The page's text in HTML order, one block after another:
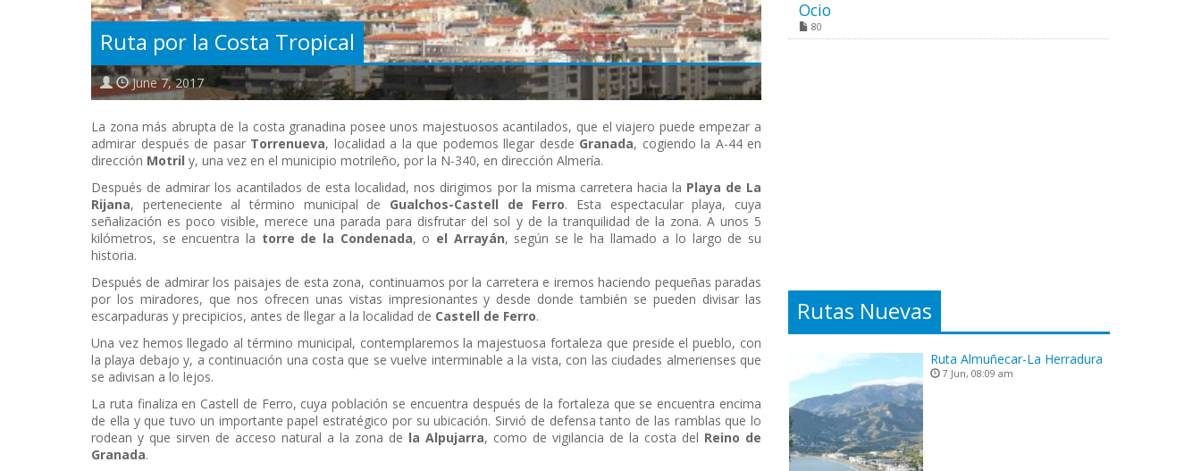
Ruta por la Costa Tropical
June 7, 2017
La zona más abrupta de la costa granadina posee unos majestuosos acantilados, que el viajero puede empezar a
admirar después de pasar Torrenueva, localidad a la que podemos llegar desde Granada, cogiendo la A-44 en
dirección Motril y, una vez en el municipio motrileño, por la N-340, en dirección Almería.
Después de admirar los acantilados de esta localidad, nos dirigimos por la misma carretera hacia la Playa de La
Rijana, perteneciente al término municipal de Gualchos-Castell de Ferro. Esta espectacular playa, cuya
señalización es poco visible, merece una parada para disfrutar del sol y de la tranquilidad de la zona. A unos 5
kilómetros, se encuentra la torre de la Condenada, o el Arrayán, según se le ha llamado a lo largo de su
historia.
Después de admirar los paisajes de esta zona, continuamos por la carretera e iremos haciendo pequeñas paradas
por los miradores, que nos ofrecen unas vistas impresionantes y desde donde también se pueden divisar las
escarpaduras y precipicios, antes de llegar a la localidad de Castell de Ferro.
Una vez hemos llegado al término municipal, contemplaremos la majestuosa fortaleza que preside el pueblo, con
la playa debajo y, a continuación una costa que se vuelve interminable a la vista, con las ciudades almerienses que
se adivisan a lo lejos.
La ruta finaliza en Castell de Ferro, cuya población se encuentra después de la fortaleza que se encuentra encima
de ella y que tuvo un importante papel estratégico por su ubicación. Sirvió de defensa tanto de las ramblas que lo
rodean y que sirven de acceso natural a la zona de la Alpujarra, como de vigilancia de la costa del Reino de
Granada.
Ocio
80
Rutas Nuevas
Ruta Almuñecar-La Herradura
7 Jun, 08:09 am